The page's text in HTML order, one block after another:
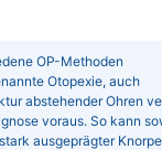
OP-Methoden
Otopexie, auch
abstehender Ohren
voraus. So kann
ausgeprägter